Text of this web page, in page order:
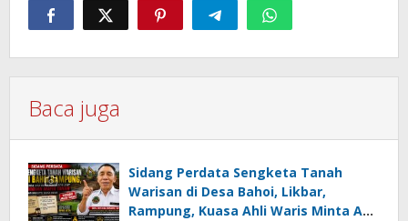
Baca juga
Sidang Perdata Sengketa Tanah
Warisan di Desa Bahoi, Likbar,
Rampung, Kuasa Ahli Waris Minta APH